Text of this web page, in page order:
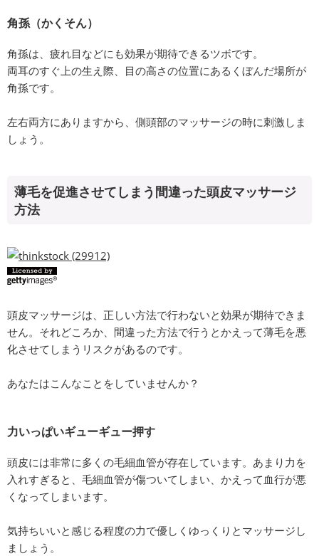
角孫（かくそん）
角孫は、疲れ目などにも効果が期待できるツボです。
両耳のすぐ上の生え際、目の高さの位置にあるくぼんだ場所が
角孫です。
左右両方にありますから、側頭部のマッサージの時に刺激しま
しょう。
薄毛を促進させてしまう間違った頭皮マッサージ
方法
頭皮マッサージは、正しい方法で行わないと効果が期待できま
せん。それどころか、間違った方法で行うとかえって薄毛を悪
化させてしまうリスクがあるのです。
あなたはこんなことをしていませんか？
力いっぱいギューギュー押す
頭皮には非常に多くの毛細血管が存在しています。あまり力を
入れすぎると、毛細血管が傷ついてしまい、かえって血行が悪
くなってしまいます。
気持ちいいと感じる程度の力で優しくゆっくりとマッサージし
ましょう。